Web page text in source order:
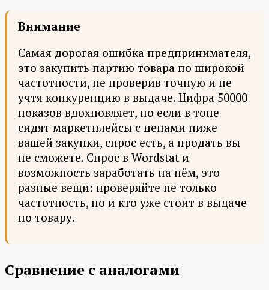
Внимание
Самая дорогая ошибка предпринимателя,
это закупить партию товара по широкой
частотности, не проверив точную и не
учтя конкуренцию в выдаче. Цифра 50000
показов вдохновляет, но если в топе
сидят маркетплейсы с ценами ниже
вашей закупки, спрос есть, а продать вы
не сможете. Спрос в Wordstat и
возможность заработать на нём, это
разные вещи: проверяйте не только
частотность, но и кто уже стоит в выдаче
по товару.
Сравнение с аналогами